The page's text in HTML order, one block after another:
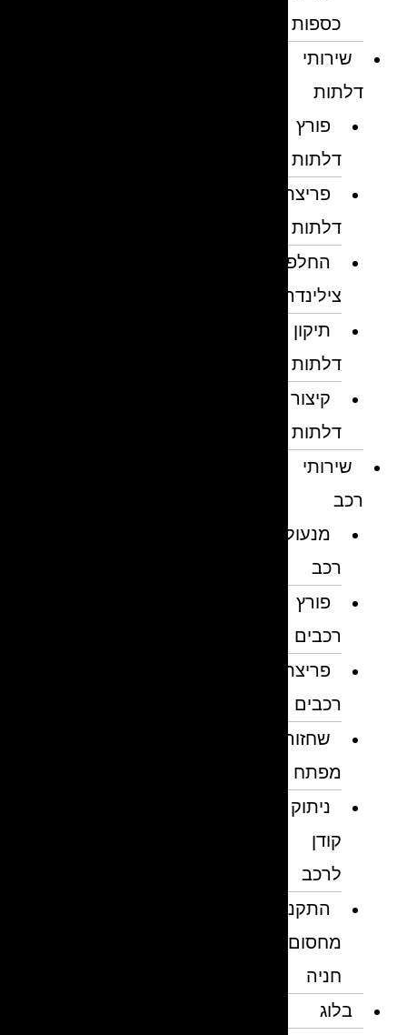
כספות
שירותי
דלתות
פורץ
דלתות
פריצת
דלתות
החלפת
צילינדרים
תיקון
דלתות
קיצור
דלתות
שירותי
מנעולן
פורץ
רכבים
פריצת
רכבים
שחזור
מפתח
ניתוק
לרכב
התקנת
מחסום
חניה
בלוג